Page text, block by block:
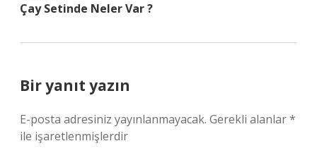
Çay Setinde Neler Var ?
Bir yanıt yazın
E-posta adresiniz yayınlanmayacak. Gerekli alanlar*
ile işaretlenmişlerdir